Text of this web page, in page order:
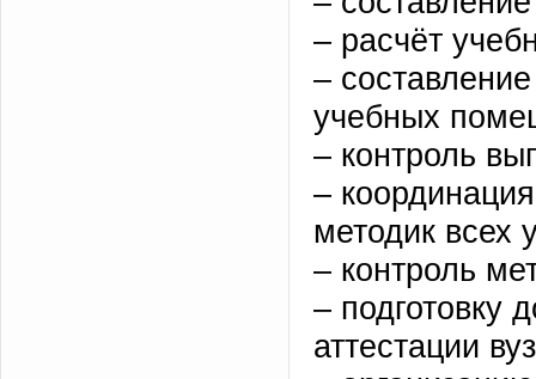
– расчёт
–
учебных
– контроль
–
методик всех
– контроль
– подготовку
аттестации